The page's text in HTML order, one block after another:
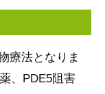
療法となりま
、PDE5阻害